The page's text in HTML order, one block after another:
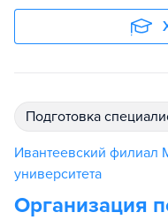
подготовка
Ивантеевский филиал
университета
Организация